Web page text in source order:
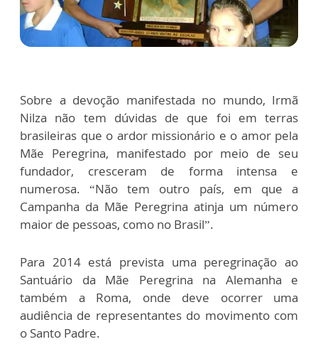
Sobre a devoção manifestada no mundo, Irmã
Nilza não tem dúvidas de que foi em terras
brasileiras que o ardor missionário e o amor pela
Mãe Peregrina, manifestado por meio de seu
fundador, cresceram de forma intensa e
numerosa. “Não tem outro país, em que a
Campanha da Mãe Peregrina atinja um número
maior de pessoas, como no Brasil”.
Para 2014 está prevista uma peregrinação ao
Santuário da Mãe Peregrina na Alemanha e
também a Roma, onde deve ocorrer uma
audiência de representantes do movimento com
o Santo Padre.